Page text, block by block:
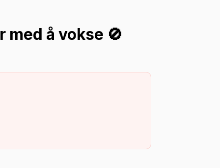
å vokse 🚫